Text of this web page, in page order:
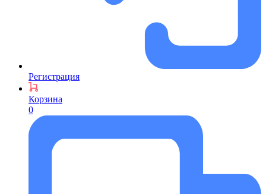
Регистрация
Корзина
0